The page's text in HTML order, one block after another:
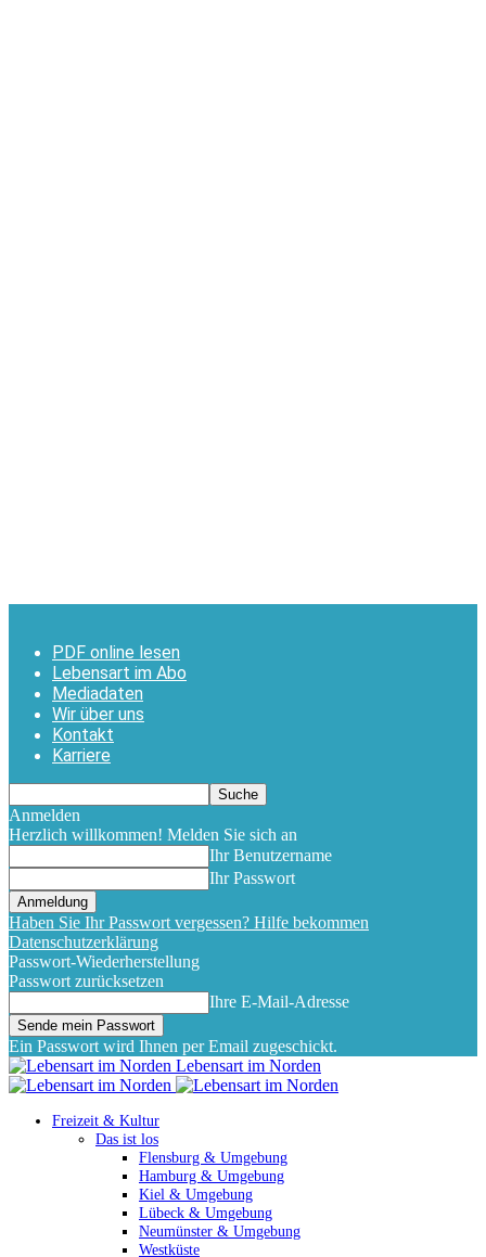
PDF online lesen
Lebensart im Abo
Mediadaten
Wir über uns
Kontakt
Karriere
Anmelden
Herzlich willkommen! Melden Sie sich an
Ihr Benutzername
Ihr Passwort
Haben Sie Ihr Passwort vergessen? Hilfe bekommen
Datenschutzerklärung
Passwort-Wiederherstellung
Passwort zurücksetzen
Ihre E-Mail-Adresse
Ein Passwort wird Ihnen per Email zugeschickt.
Lebensart im Norden
Freizeit & Kultur
Das ist los
Flensburg & Umgebung
Hamburg & Umgebung
Kiel & Umgebung
Lübeck & Umgebung
Neumünster & Umgebung
Westküste